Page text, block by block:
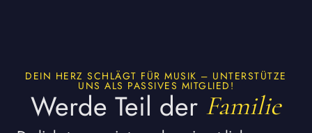
DEIN HERZ SCHLÄGT FÜR MUSIK – UNTERSTÜTZE
UNS ALS PASSIVES MITGLIED!
Werde Teil der Familie